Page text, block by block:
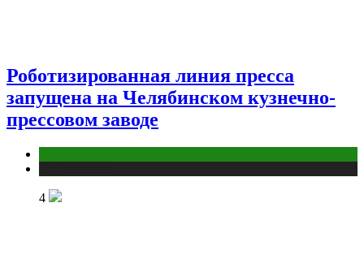
Роботизированная линия пресса
запущена на Челябинском кузнечно-
прессовом заводе
4